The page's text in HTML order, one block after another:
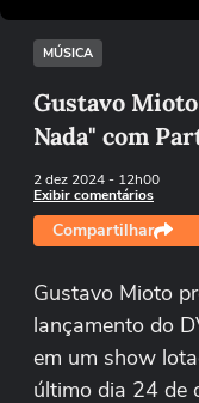
MÚSICA
Gustavo
Nada" com
2 dez 2024- 12h00
Exibir comentários
Compartilhar
Gustavo Mioto
lançamento do
em um show
último dia 24 de